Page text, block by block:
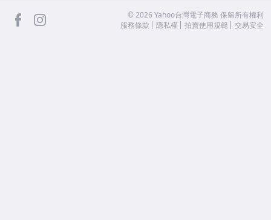
facebook ©2026 Yahoo台灣電子商務 保留所有權利
服務條款
隱私權 拍賣使用規範 交易安全